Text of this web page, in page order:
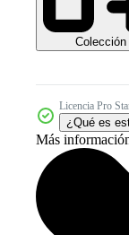
Colección
Licencia Pro
¿Qué es
Más